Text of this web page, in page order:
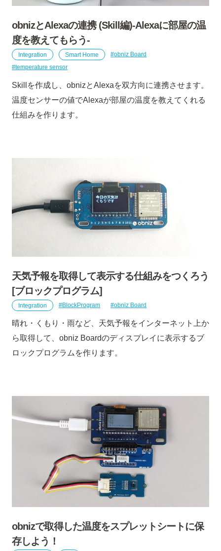
obnizとAlexaの連携 (Skill編)-Alexaに部屋の温
度を教えてもらう-
Integration Smart Home
obniz Board
temperature sensor
Skillを作成し、obnizとAlexaを双方向に連携させます。
温度センサーの値でAlexaが部屋の温度を教えてくれる
仕組みを作ります。
天気予報を取得して表示する仕組みをつくろう
[ブロックプログラム]
Integration BlockProgram obniz Board
晴れ・くもり・雨など、天気予報をインターネット上か
ら取得して、obniz Boardのディスプレイに表示するブ
ロックプログラムを作ります。
obnizで取得した温度をスプレットシートに保
存しよう！